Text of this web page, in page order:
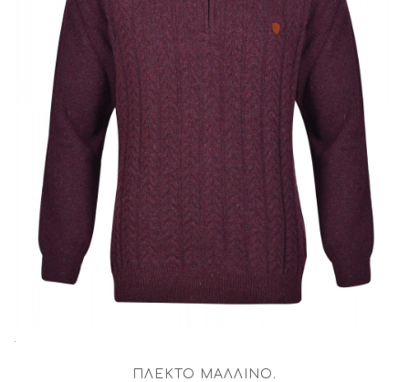
.
ΠΛΕΚΤΌ ΜΆΛΛΙΝΟ .